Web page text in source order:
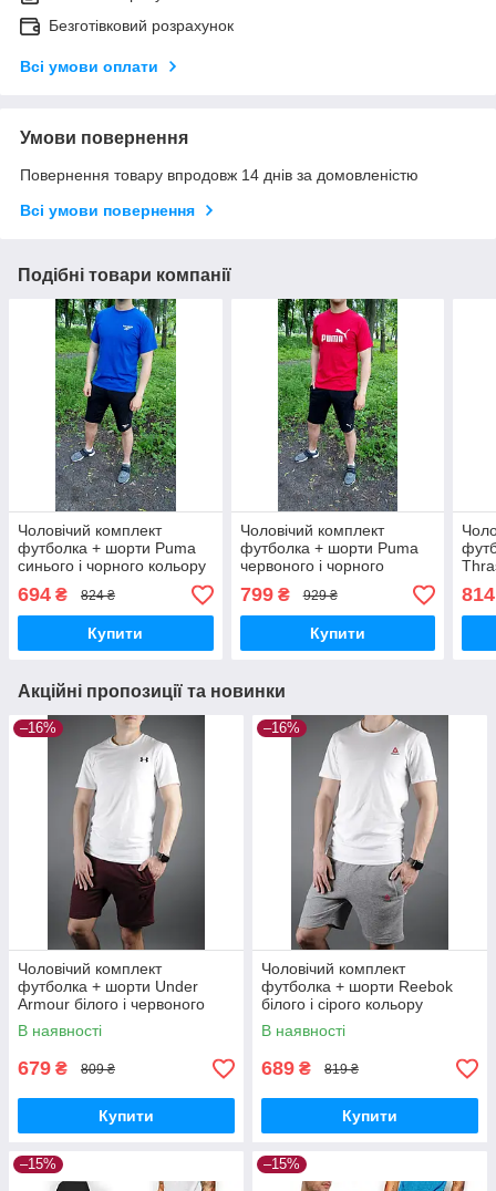
Безготівковий розрахунок
Всі умови оплати
Умови повернення
Повернення товару впродовж 14 днів за домовленістю
Всі умови повернення
Подібні товари компанії
Чоловічий комплект
футболка + шорти Puma
синього і чорного кольору
694 ₴ 824 ₴
Купити
Чоловічий комплект
футболка + шорти Puma
червоного і чорного
кольору
799₴ 929 ₴
Купити
814
Акційні пропозиції та новинки
–16%
Чоловічий комплект
футболка + шорти Under
Armour білого і червоного
кольору
В наявності
679 ₴ 809 ₴
Купити
–16%
Чоловічий комплект
футболка + шорти Reebok
білого і сірого кольору
В наявності
689 ₴ 819 ₴
Купити
–15% –15%